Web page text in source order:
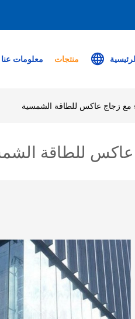
منتجات معلومات عنا
مع زجاج عاكس للطاقة الشمسية
عاكس للطاقة